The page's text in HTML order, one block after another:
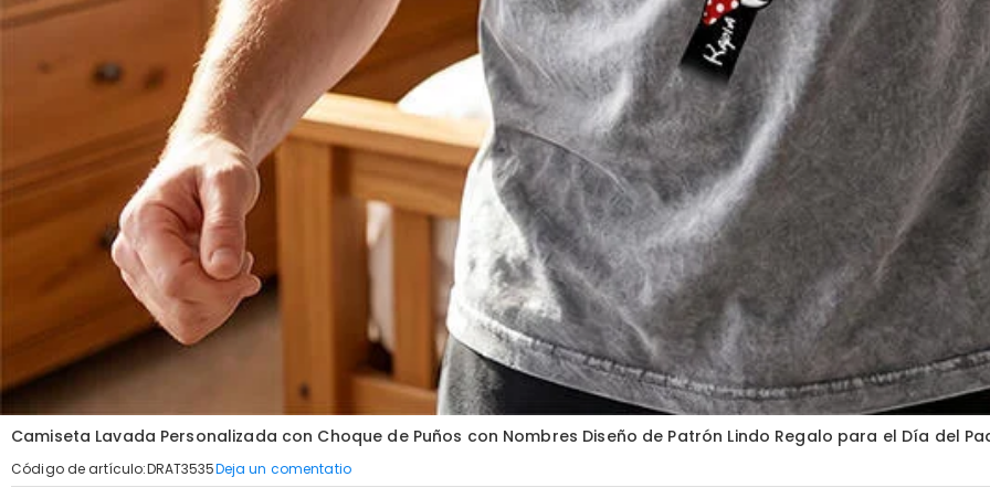
Camiseta Lavada Personalizada con Choque de Puños con Nombres Diseño de Patrón Lindo Regalo para el Día del
Código de artículo:DRAT3535Deja un comentatio